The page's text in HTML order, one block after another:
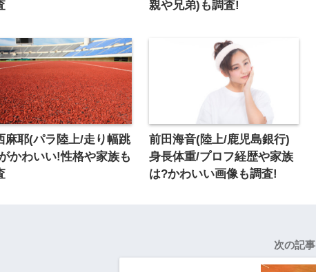
親や兄弟)も調査!
麻耶(パラ陸上/走り幅跳
かわいい!性格や家族も
前田海音(陸上/鹿児島銀行)
身長体重/プロフ経歴や家族
は?かわいい画像も調査!
次の記事